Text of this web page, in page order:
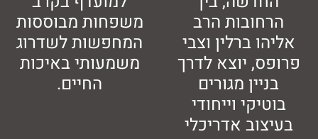
הרב
ברלין וצבי
יוצא לדרך
מגורים
וייחודי
אדריכלי
משפחות מבוססות
המחפשות לשדרוג
משמעותי באיכות